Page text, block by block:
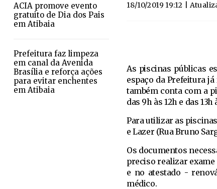
ACIA promove evento
gratuito de Dia dos Pais
em Atibaia
Prefeitura faz limpeza
em canal da Avenida
Brasília e reforça ações
para evitar enchentes
em Atibaia
18/10/2019 19:12
|
As piscinas públicas
espaço da Prefeitura já
também conta com a
das 9h às 12h e das
Para utilizar as
e Lazer (Rua Bruno
Os documentos
preciso realizar
e no atestado -
médico.